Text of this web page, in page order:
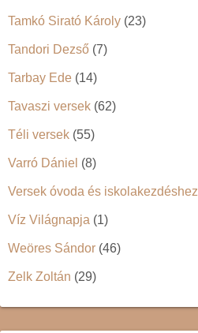
Tamkó Sirató Károly (23)
Tandori Dezső (7)
Tarbay Ede (14)
Tavaszi versek (62)
Téli versek (55)
Varró Dániel (8)
Versek óvoda és iskolakezdéshez
Víz Világnapja (1)
Weöres Sándor (46)
Zelk Zoltán (29)